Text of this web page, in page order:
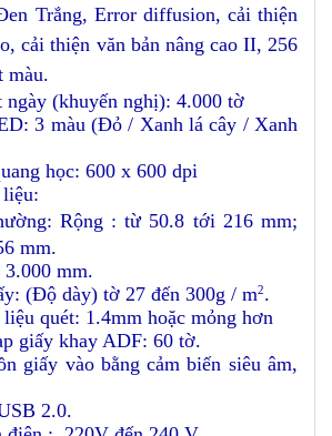
Trắng, Error diffusion, cải thiện
cải thiện văn bản nâng cao II, 256
màu.
ngày (khuyến nghị): 4.000 tờ
3 màu (Đỏ / Xanh lá cây / Xanh
học: 600 x 600 dpi
Rộng : từ 50.8 tới 216 mm;
mm.
mm.
(Độ dày) tờ 27 đến 300g / m2.
quét: 1.4mm hoặc mỏng hơn
giấy khay ADF: 60 tờ.
giấy vào bằng cảm biến siêu âm,
2.0.